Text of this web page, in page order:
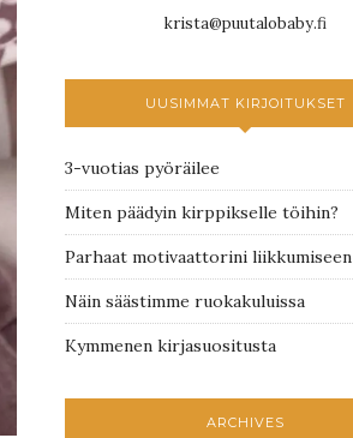
krista@puutalobaby.fi
UUSIMMAT KIRJOITUKSET
3-vuotias pyöräilee
Miten päädyin kirppikselle töihin?
Parhaat motivaattorini liikkumiseen
Näin säästimme ruokakuluissa
Kymmenen kirjasuositusta
ARCHIVES